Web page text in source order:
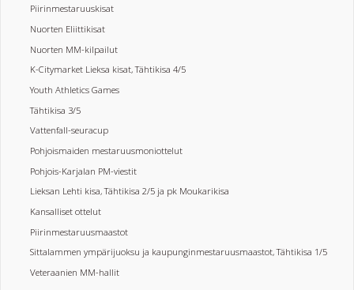
Piirinmestaruuskisat
Nuorten Eliittikisat
Nuorten MM-kilpailut
K-Citymarket Lieksa kisat, Tähtikisa 4/5
Youth Athletics Games
Tähtikisa 3/5
Vattenfall-seuracup
Pohjoismaiden mestaruusmoniottelut
Pohjois-Karjalan PM-viestit
Lieksan Lehti kisa, Tähtikisa 2/5 ja pk Moukarikisa
Kansalliset ottelut
Piirinmestaruusmaastot
Sittalammen ympärijuoksu ja kaupunginmestaruusmaastot, Tähtikisa 1/5
Veteraanien MM-hallit